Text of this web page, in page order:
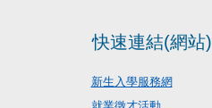
快速連結(網站)
新生入學服務網